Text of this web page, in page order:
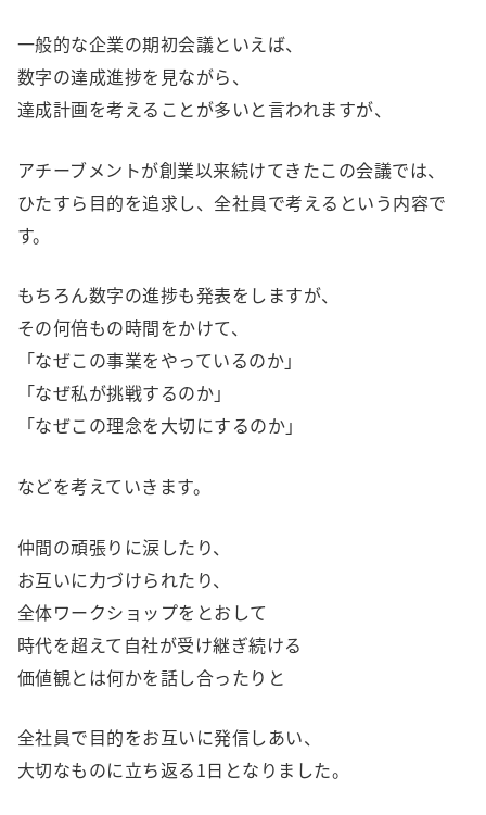
一般的な企業の期初会議といえば、
数字の達成進捗を見ながら、
達成計画を考えることが多いと言われますが、
アチーブメントが創業以来続けてきたこの会議では、
ひたすら目的を追求し、全社員で考えるという内容で
す。
もちろん数字の進捗も発表をしますが、
その何倍もの時間をかけて、
「なぜこの事業をやっているのか」
「なぜ私が挑戦するのか」
「なぜこの理念を大切にするのか」
などを考えていきます。
仲間の頑張りに涙したり、
お互いに力づけられたり、
全体ワークショップをとおして
時代を超えて自社が受け継ぎ続ける
価値観とは何かを話し合ったりと
全社員で目的をお互いに発信しあい、
大切なものに立ち返る1日となりました。